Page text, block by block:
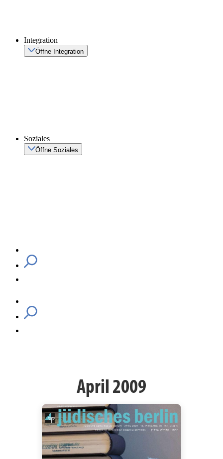
Integration
Öffne Integration
Soziales
Öffne Soziales
April 2009